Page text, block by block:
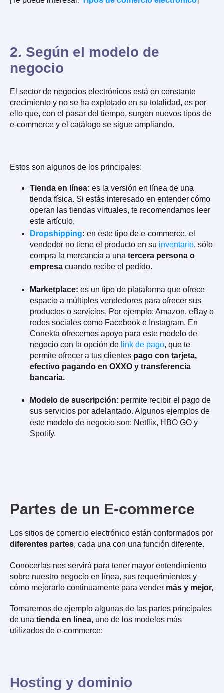
2. Según el modelo de
negocio
El sector de negocios electrónicos está en constante
crecimiento y no se ha explotado en su totalidad, es por
ello que, con el pasar del tiempo, surgen nuevos tipos de
e-commerce y el catálogo se sigue ampliando.
Estos son algunos de los principales:
Tienda en línea: es la versión en línea de una
tienda física. Si estás interesado en entender cómo
operan las tiendas virtuales, te recomendamos leer
este artículo.
Dropshipping: en este tipo de e-commerce, el
vendedor no tiene el producto en su inventario, sólo
compra la mercancía a una tercera persona o
empresa cuando recibe el pedido.
Marketplace: es un tipo de plataforma que ofrece
espacio a múltiples vendedores para ofrecer sus
productos o servicios. Por ejemplo: Amazon, eBay o
redes sociales como Facebook e Instagram. En
Conekta ofrecemos apoyo para este modelo de
negocio con la opción de link de pago, que te
permite ofrecer a tus clientes pago con tarjeta,
efectivo pagando en OXXO y transferencia
bancaria.
Modelo de suscripción: permite recibir el pago de
sus servicios por adelantado. Algunos ejemplos de
este modelo de negocio son: Netflix, HBO GO y
Spotify.
Partes de un E-commerce
Los sitios de comercio electrónico están conformados por
diferentes partes, cada una con una función diferente.
Conocerlas nos servirá para tener mayor entendimiento
sobre nuestro negocio en línea, sus requerimientos y
cómo mejorarlo continuamente para vender más y mejor,
Tomaremos de ejemplo algunas de las partes principales
de una tienda en línea, uno de los modelos más
utilizados de e-commerce:
Hosting y dominio